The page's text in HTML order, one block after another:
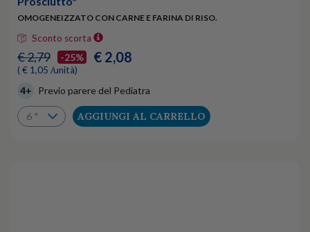
OMOGENEIZZATO CON CARNE E FARINA DI RISO.
Sconto scorta
€ 2,79 -25% € 2,08
( € 1,05 /unità)
4+ Previo parere del Pediatra
AGGIUNGI AL CARRELLO